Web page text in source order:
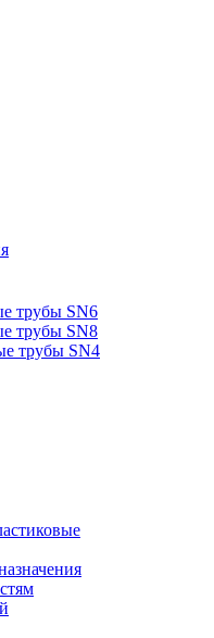
трубы SN6
трубы SN8
трубы SN4